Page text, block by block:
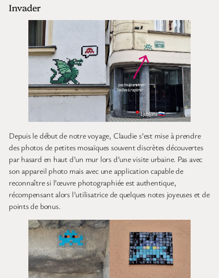
Invader
Depuis le début de notre voyage, Claudie s’est mise à prendre
des photos de petites mosaïques souvent discrètes découvertes
par hasard en haut d’un mur lors d’une visite urbaine. Pas avec
son appareil photo mais avec une application capable de
reconnaître si l’œuvre photographiée est authentique,
récompensant alors l’utilisatrice de quelques notes joyeuses et de
points de bonus.